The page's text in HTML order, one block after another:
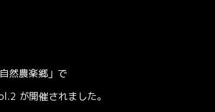
然農楽郷」で
が開催されました。